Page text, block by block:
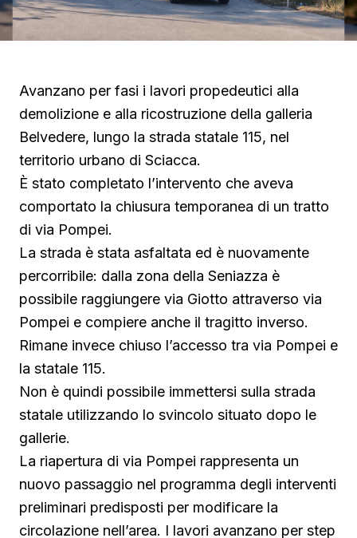
Avanzano per fasi i lavori propedeutici alla
demolizione e alla ricostruzione della galleria
Belvedere, lungo la strada statale 115, nel
territorio urbano di Sciacca.
È stato completato l’intervento che aveva
comportato la chiusura temporanea di un tratto
di via Pompei.
La strada è stata asfaltata ed è nuovamente
percorribile: dalla zona della Seniazza è
possibile raggiungere via Giotto attraverso via
Pompei e compiere anche il tragitto inverso.
Rimane invece chiuso l’accesso tra via Pompei e
la statale 115.
Non è quindi possibile immettersi sulla strada
statale utilizzando lo svincolo situato dopo le
gallerie.
La riapertura di via Pompei rappresenta un
nuovo passaggio nel programma degli interventi
preliminari predisposti per modificare la
circolazione nell’area. I lavori avanzano per step